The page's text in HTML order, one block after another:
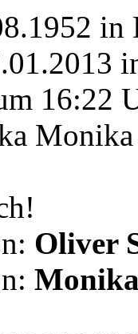
in
16:22
Monika
Oliver